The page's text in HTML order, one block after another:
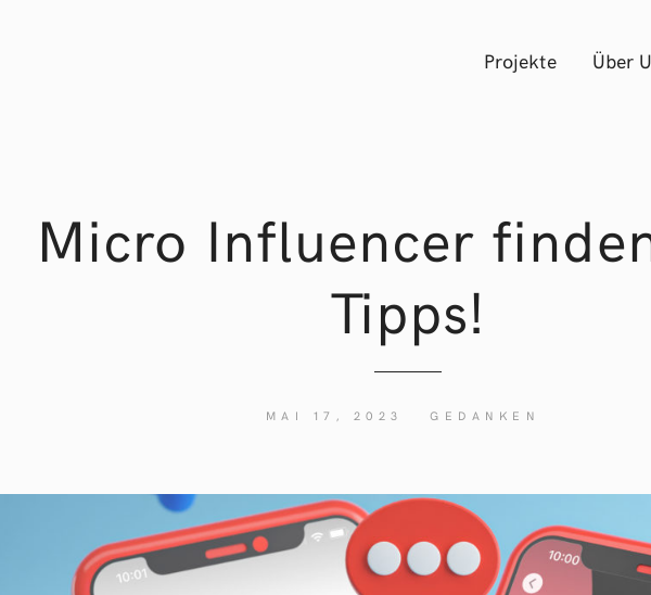
Projekte Über
Micro Influencer
Tipps!
MAI 17, 2023 GEDANKEN